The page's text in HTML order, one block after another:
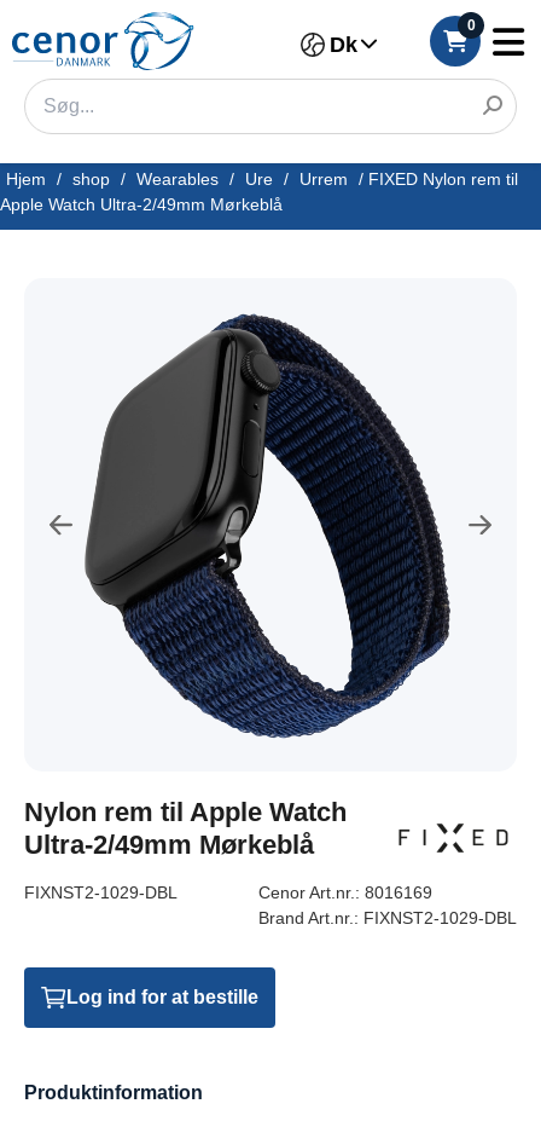
Dk
0
Hjem / shop / Wearables / Ure / Urrem / FIXED Nylon rem til
Apple Watch Ultra-2/49mm Mørkeblå
Nylon rem til Apple Watch
Ultra-2/49mm Mørkeblå
FIXNST2-1029-DBL Cenor Art.nr.: 8016169
Brand Art.nr.: FIXNST2-1029-DBL
Log ind for at bestille
Produktinformation